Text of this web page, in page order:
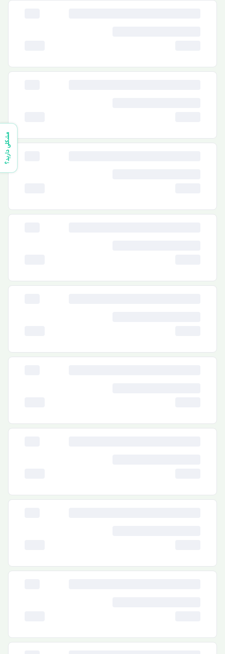
مشکلی دارید؟